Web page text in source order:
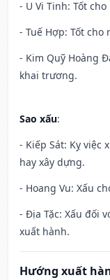
- U Vi Tinh: Tốt cho
- Tuế Hợp: Tốt cho
- Kim Quỹ Hoàng
khai trương.
Sao xấu:
- Kiếp Sát: Kỵ việc
hay xây dựng.
- Hoang Vu: Xấu
- Địa Tặc: Xấu đối
xuất hành.
Hướng xuất